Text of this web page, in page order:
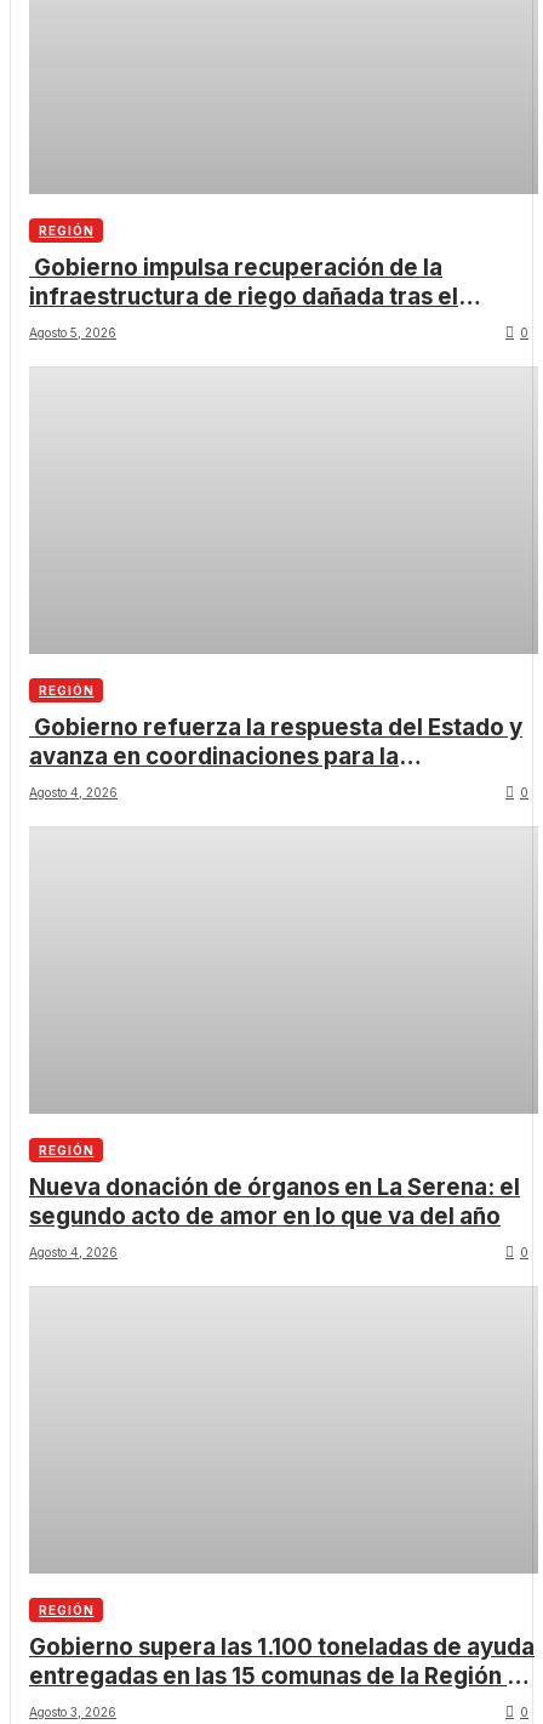
REGIÓN
Gobierno impulsa recuperación de la
infraestructura de riego dañada tras el
temporal.
Agosto 5, 2026 0
REGIÓN
Gobierno refuerza la respuesta del Estado y
avanza en coordinaciones para la
recuperación de la Región de Coquimbo.
Agosto 4, 2026 0
REGIÓN
Nueva donación de órganos en La Serena: el
segundo acto de amor en lo que va del año
Agosto 4, 2026 0
REGIÓN
Gobierno supera las 1.100 toneladas de ayuda
entregadas en las 15 comunas de la Región de
Coquimbo
Agosto 3, 2026 0